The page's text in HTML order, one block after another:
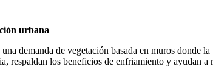
urbana
una demanda de vegetación basada en muros
respaldan los beneficios de enfriamiento y ayudan